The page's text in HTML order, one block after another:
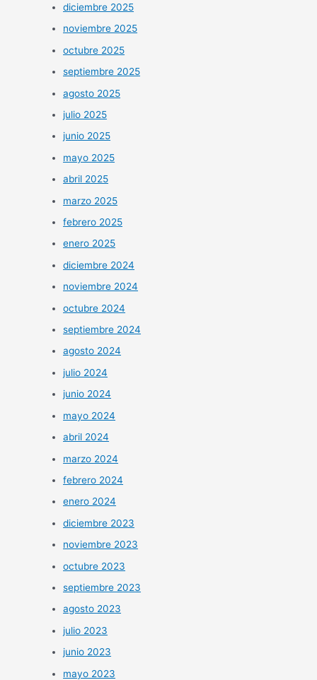
diciembre 2025
noviembre 2025
octubre 2025
septiembre 2025
agosto 2025
julio 2025
junio 2025
mayo 2025
abril 2025
marzo 2025
febrero 2025
enero 2025
diciembre 2024
noviembre 2024
octubre 2024
septiembre 2024
agosto 2024
julio 2024
junio 2024
mayo 2024
abril 2024
marzo 2024
febrero 2024
enero 2024
diciembre 2023
noviembre 2023
octubre 2023
septiembre 2023
agosto 2023
julio 2023
junio 2023
mayo 2023